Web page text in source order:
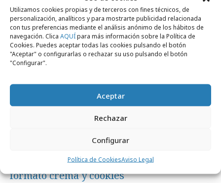
Utilizamos cookies propias y de terceros con fines técnicos, de
personalización, analíticos y para mostrarte publicidad relacionada
con tus preferencias mediante el análisis anónimo de los hábitos de
navegación. Clica AQUÍpara más información sobre la Política de
Cookies. Puedes aceptar todas las cookies pulsando el botón
"Aceptar" o configurarlas o rechazar su uso pulsando el botón
"Configurar".
Aceptar
Rechazar
Configurar
Política de CookiesAviso Legal
Campañas
El pistacho llega al universo Nocilla en
formato crema y cookies